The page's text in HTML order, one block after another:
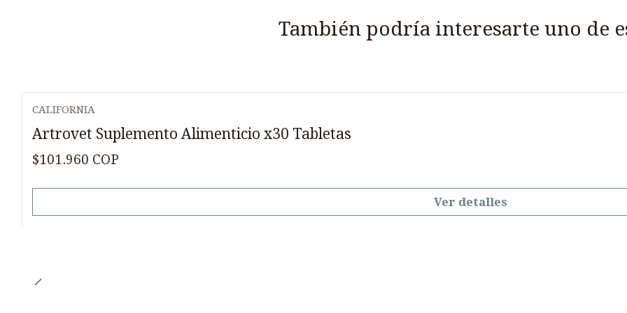
También podría interesarte uno de
CALIFORNIA
Artrovet Suplemento Alimenticio x30 Tabletas
$101.960 COP
Ver detalles